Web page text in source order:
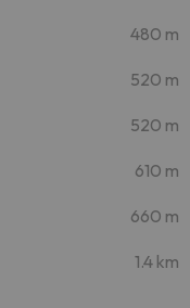
480 m
520 m
520 m
610 m
660 m
1.4 km